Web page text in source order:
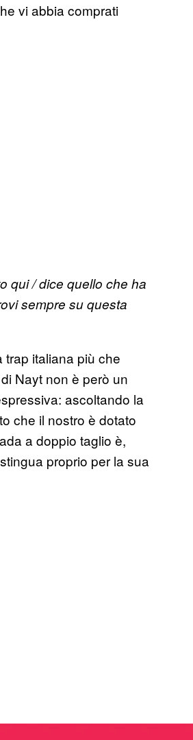
vi abbia comprati
qui / dice quello che ha
sempre su questa
trap italiana più che
Nayt non è però un
ascoltando la
che il nostro è dotato
a doppio taglio è,
proprio per la sua